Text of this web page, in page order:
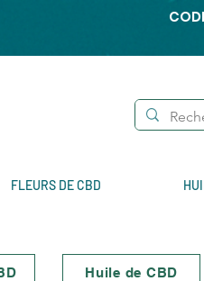
FLEURS DE CBD
Huile de CBD